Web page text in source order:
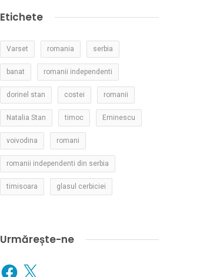
Etichete
Varset romania serbia
banat romanii independenti
dorinel stan costei romanii
Natalia Stan timoc Eminescu
voivodina romani
romanii independenti din serbia
timisoara glasul cerbiciei
Urmărește-ne
Facebook
X